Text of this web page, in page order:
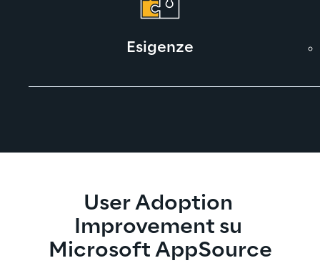
Esigenze
User Adoption
Improvement su
Microsoft AppSource